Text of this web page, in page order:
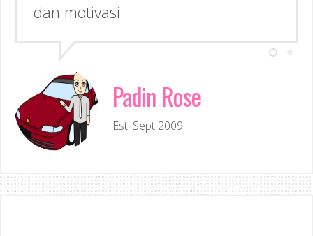
dan motivasi
Padin Rose
Est. Sept 2009